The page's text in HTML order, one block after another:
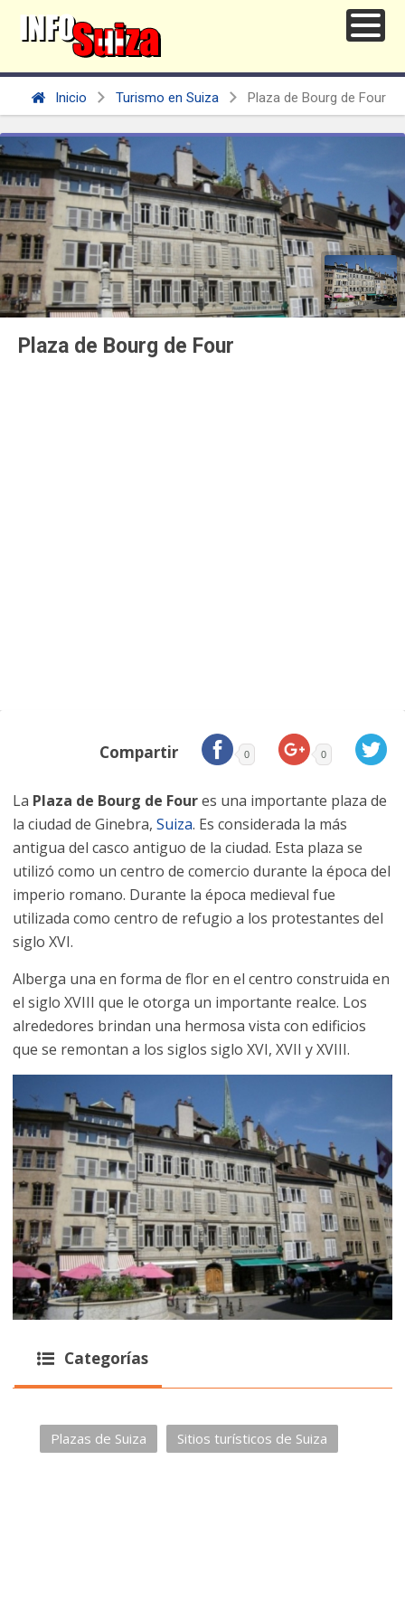
Inicio Turismo en Suiza Plaza de Bourg de Four
Plaza de Bourg de Four
Compartir 0 0
La Plaza de Bourg de Foures una importante plaza de
la ciudad de Ginebra, Suiza. Es considerada la más
antigua del casco antiguo de la ciudad. Esta plaza se
utilizó como un centro de comercio durante la época del
imperio romano. Durante la época medieval fue
utilizada como centro de refugio a los protestantes del
siglo XVI.
Alberga una en forma de flor en el centro construida en
el siglo XVIII que le otorga un importante realce. Los
alrededores brindan una hermosa vista con edificios
que se remontan a los siglos siglo XVI, XVII y XVIII.
Categorías
Plazas de Suiza Sitios turísticos de Suiza